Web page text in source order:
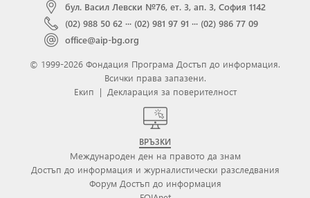
бул. Васил Левски №76, ет. 3, ап. 3, София 1142
(02) 988 50 62 ··· (02) 981 97 91 ··· (02) 986 77 09
office@aip-bg.org
© 1999-2026 Фондация Програма Достъп до информация.
Всички права запазени.
Екип | Декларация за поверителност
ВРЪЗКИ
Международен ден на правото да знам
Достъп до информация и журналистически разследвания
Форум Достъп до информация